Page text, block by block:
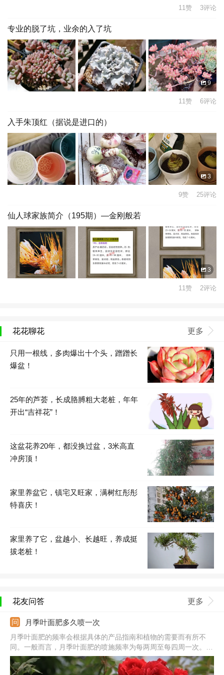
11赞 3评论
专业的脱了坑，业余的入了坑
9
11赞 6评论
入手朱顶红（据说是进口的）
3
9赞 25评论
仙人球家族简介（195期）—金刚般若
3
11赞 2评论
花花聊花 更多
只用一根线，多肉爆出十个头，蹭蹭长
爆盆！
25年的芦荟，长成胳膊粗大老桩，年年
开出“吉祥花”！
这盆花养20年，都没换过盆，3米高直
冲房顶！
家里养盆它，镇宅又旺家，满树红彤彤
特喜庆！
家里养了它，盆越小、长越旺，养成挺
拔老桩！
花友问答 更多
月季叶面肥多久喷一次
月季叶面肥的频率会根据具体的产品指南和植物的需要而有所不
同。一般而言，月季叶面肥的喷施频率为每两周至每四周一次。然
而，最好根据植物的生长状态、土壤质量和产品说明来确定最适合
的喷施频率。